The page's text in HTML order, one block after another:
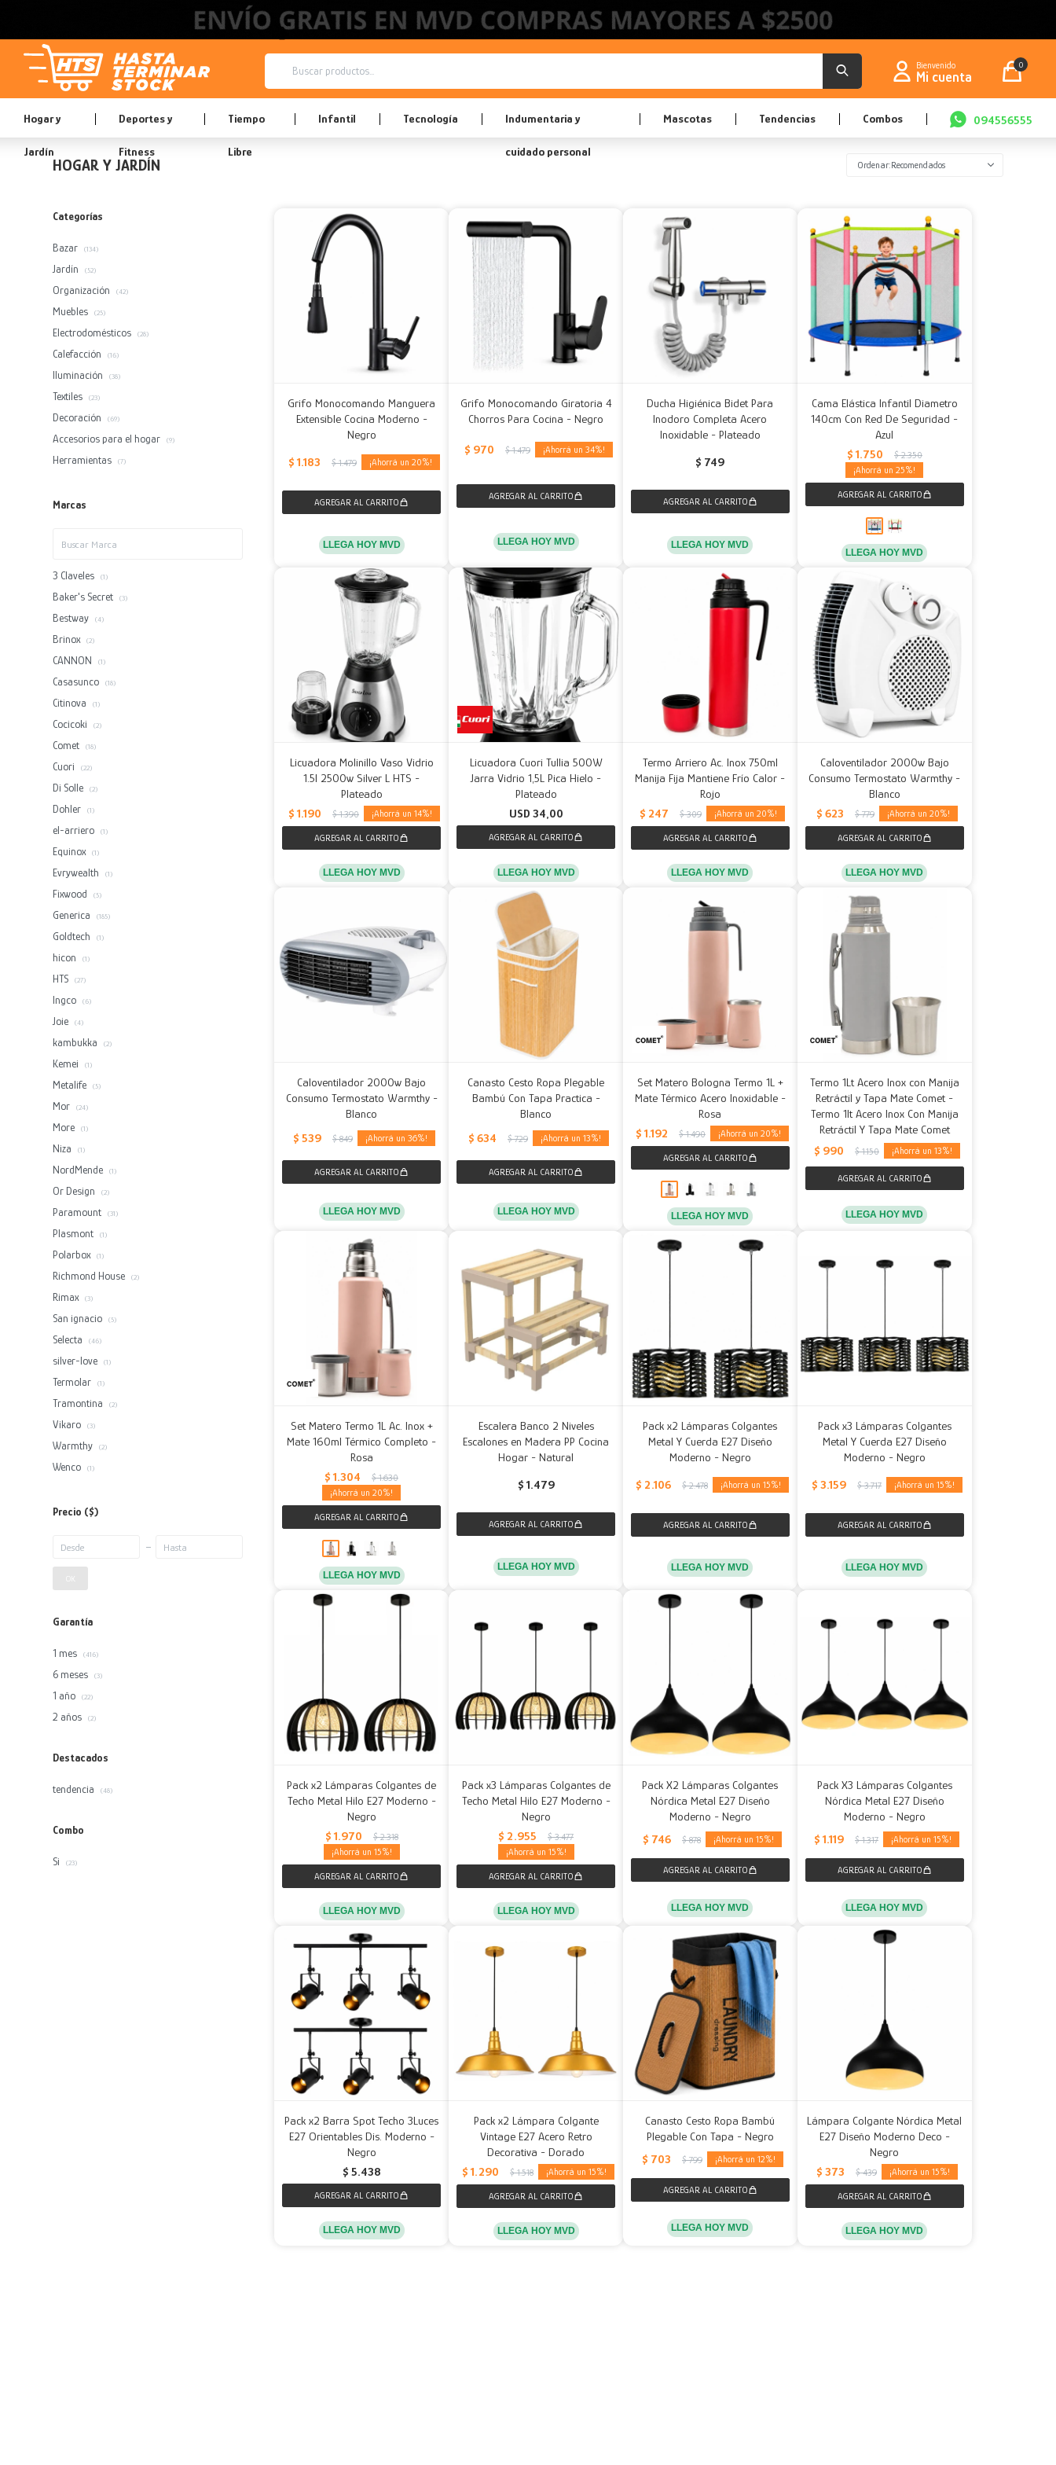
Hogar y
Jardín
Deportes y
Fitness
Tiempo
Libre
Infantil Tecnología Indumentaria y
cuidado personal
Mascotas Tendencias Combos 094556555
0
HOGAR Y JARDÍN Recomendados
Grifo Monocomando Manguera
Extensible Cocina Moderno -
Negro
$ 1.183 $ 1.479 20
LLEGA HOY MVD
Grifo Monocomando Giratoria 4
Chorros Para Cocina - Negro
$ 970 $ 1.479 34
LLEGA HOY MVD
Ducha Higiénica Bidet Para
Inodoro Completa Acero
Inoxidable - Plateado
$ 749
LLEGA HOY MVD
Cama Elástica Infantil Diametro
140cm Con Red De Seguridad -
Azul
$ 1.750 $ 2.350
25
LLEGA HOY MVD
Licuadora Molinillo Vaso Vidrio
1.5l 2500w Silver L HTS -
Plateado
$ 1.190 $ 1.390 14
LLEGA HOY MVD
Licuadora Cuori Tullia 500W
Jarra Vidrio 1,5L Pica Hielo -
Plateado
USD 34,00
LLEGA HOY MVD
Termo Arriero Ac. Inox 750ml
Manija Fija Mantiene Frío Calor -
Rojo
$ 247 $ 309 20
LLEGA HOY MVD
Caloventilador 2000w Bajo
Consumo Termostato Warmthy -
Blanco
$ 623 $ 779 20
LLEGA HOY MVD
Caloventilador 2000w Bajo
Consumo Termostato Warmthy -
Blanco
$ 539 $ 849 36
LLEGA HOY MVD
Canasto Cesto Ropa Plegable
Bambú Con Tapa Practica -
Blanco
$ 634 $ 729 13
LLEGA HOY MVD
Set Matero Bologna Termo 1L +
Mate Térmico Acero Inoxidable -
Rosa
$ 1.192 $ 1.490 20
LLEGA HOY MVD
Termo 1Lt Acero Inox con Manija
Retráctil y Tapa Mate Comet -
Termo 1lt Acero Inox Con Manija
Retráctil Y Tapa Mate Comet
$ 990 $ 1.150 13
LLEGA HOY MVD
Set Matero Termo 1L Ac. Inox +
Mate 160ml Térmico Completo -
Rosa
$ 1.304 $ 1.630
20
LLEGA HOY MVD
Escalera Banco 2 Niveles
Escalones en Madera PP Cocina
Hogar - Natural
$ 1.479
LLEGA HOY MVD
Pack x2 Lámparas Colgantes
Metal Y Cuerda E27 Diseño
Moderno - Negro
$ 2.106 $ 2.478 15
LLEGA HOY MVD
Pack x3 Lámparas Colgantes
Metal Y Cuerda E27 Diseño
Moderno - Negro
$ 3.159 $ 3.717 15
LLEGA HOY MVD
Pack x2 Lámparas Colgantes de
Techo Metal Hilo E27 Moderno -
Negro
$ 1.970 $ 2.318
15
LLEGA HOY MVD
Pack x3 Lámparas Colgantes de
Techo Metal Hilo E27 Moderno -
Negro
$ 2.955 $ 3.477
15
LLEGA HOY MVD
Pack X2 Lámparas Colgantes
Nórdica Metal E27 Diseño
Moderno - Negro
$ 746 $ 878 15
LLEGA HOY MVD
Pack X3 Lámparas Colgantes
Nórdica Metal E27 Diseño
Moderno - Negro
$ 1.119 $ 1.317 15
LLEGA HOY MVD
Pack x2 Barra Spot Techo 3Luces
E27 Orientables Dis. Moderno -
Negro
$ 5.438
LLEGA HOY MVD
Pack x2 Lámpara Colgante
Vintage E27 Acero Retro
Decorativa - Dorado
$ 1.290 $ 1.518 15
LLEGA HOY MVD
Canasto Cesto Ropa Bambú
Plegable Con Tapa - Negro
$ 703 $ 799 12
LLEGA HOY MVD
Lámpara Colgante Nórdica Metal
E27 Diseño Moderno Deco -
Negro
$ 373 $ 439 15
LLEGA HOY MVD
Categorías
Bazar (134)
Jardín (52)
Organización (42)
Muebles (25)
Electrodomésticos (28)
Calefacción (16)
Iluminación (38)
Textiles (23)
Decoración (69)
Accesorios para el hogar (9)
Herramientas (7)
Marcas
3 Claveles (1)
Baker's Secret (3)
Bestway (4)
Brinox (2)
CANNON (1)
Casasunco (18)
Citinova (1)
Cocicoki (2)
Comet (18)
Cuori (22)
Di Solle (2)
Dohler (1)
el-arriero (1)
Equinox (1)
Evrywealth (1)
Fixwood (5)
Generica (185)
Goldtech (1)
hicon (1)
HTS (27)
Ingco (6)
Joie (4)
kambukka (2)
Kemei (1)
Metalife (5)
Mor (24)
More (1)
Niza (1)
NordMende (1)
Or Design (2)
Paramount (31)
Plasmont (1)
Polarbox (1)
Richmond House (2)
Rimax (3)
San ignacio (5)
Selecta (46)
silver-love (1)
Termolar (1)
Tramontina (2)
Vikaro (3)
Warmthy (2)
Wenco (1)
Precio ($)
Garantía
1 mes (416)
6 meses (3)
1 año (22)
2 años (2)
Destacados
tendencia (48)
Combo
Si (23)